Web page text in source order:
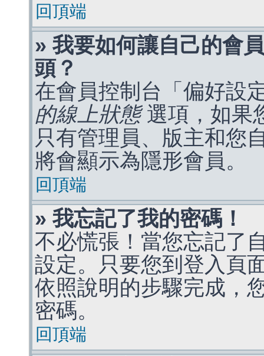
回頂端
» 我要如何讓自己的會
頭？
在會員控制台「偏好設
的線上狀態選項，如果
只有管理員、版主和您
將會顯示為隱形會員。
回頂端
» 我忘記了我的密碼！
不必慌張！當您忘記了
設定。只要您到登入頁
依照說明的步驟完成，
密碼。
回頂端